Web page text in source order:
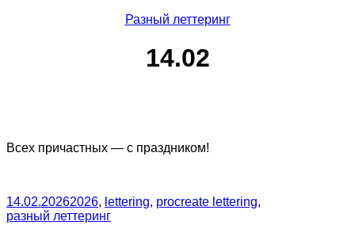
Разный леттеринг
14.02
Всех причастных — с праздником!
14.02.20262026, lettering, procreate lettering,
разный леттеринг